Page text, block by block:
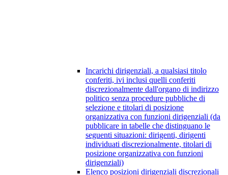
Incarichi dirigenziali, a qualsiasi titolo
conferiti, ivi inclusi quelli conferiti
discrezionalmente dall'organo di indirizzo
politico senza procedure pubbliche di
selezione e titolari di posizione
organizzativa con funzioni dirigenziali (da
pubblicare in tabelle che distinguano le
seguenti situazioni: dirigenti, dirigenti
individuati discrezionalmente, titolari di
posizione organizzativa con funzioni
dirigenziali)
Elenco posizioni dirigenziali discrezionali